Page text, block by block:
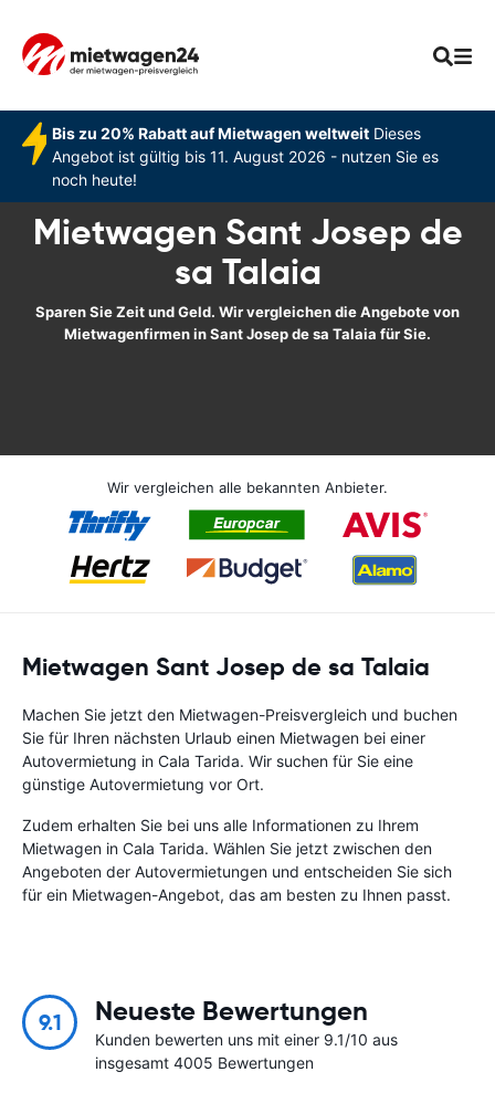
Bis zu 20% Rabatt auf Mietwagen weltweitDieses
Angebot ist gültig bis 11. August 2026 - nutzen Sie es
noch heute!
Mietwagen Sant Josep de
sa Talaia
Sparen Sie Zeit und Geld. Wir vergleichen die Angebote von
Mietwagenfirmen in Sant Josep de sa Talaia für Sie.
Wir vergleichen alle bekannten Anbieter.
Mietwagen Sant Josep de sa Talaia
Machen Sie jetzt den Mietwagen-Preisvergleich und buchen
Sie für Ihren nächsten Urlaub einen Mietwagen bei einer
Autovermietung in Cala Tarida. Wir suchen für Sie eine
günstige Autovermietung vor Ort.
Zudem erhalten Sie bei uns alle Informationen zu Ihrem
Mietwagen in Cala Tarida. Wählen Sie jetzt zwischen den
Angeboten der Autovermietungen und entscheiden Sie sich
für ein Mietwagen-Angebot, das am besten zu Ihnen passt.
9.1 Neueste Bewertungen
Kunden bewerten uns mit einer 9.1/10 aus
insgesamt 4005 Bewertungen